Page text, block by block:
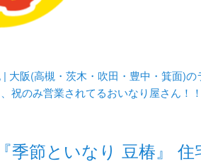
大阪(高槻・茨木・吹田・豊中・箕面)
祝のみ営業されてるおいなり屋さん！
季節といなり 豆椿』